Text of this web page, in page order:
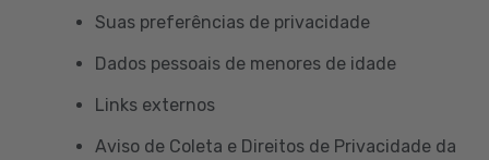
Suas preferências de privacidade
Dados pessoais de menores de idade
Links externos
Aviso de Coleta e Direitos de Privacidade da